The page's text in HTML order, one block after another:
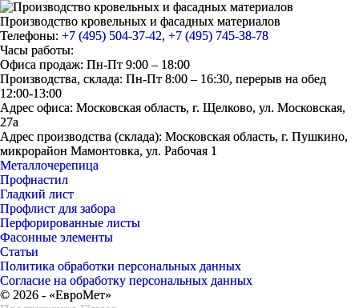
Производство кровельных и фасадных материалов
Телефоны: +7 (495) 504-37-42, +7 (495) 745-38-78
Часы работы:
Офиса продаж: Пн-Пт 9:00 – 18:00
Производства, склада: Пн-Пт 8:00 – 16:30, перерыв на обед
12:00-13:00
Адрес офиса: Московская область, г. Щелково, ул. Московская,
27а
Адрес производства (склада): Московская область, г. Пушкино,
микрорайон Мамонтовка, ул. Рабочая 1
Металлочерепица
Профнастил
Гладкий лист
Профлист для забора
Перфорированные листы
Фасонные элементы
Статьи
Политика обработки персональных данных
Согласие на обработку персональных данных
© 2026 - «ЕвроМет»